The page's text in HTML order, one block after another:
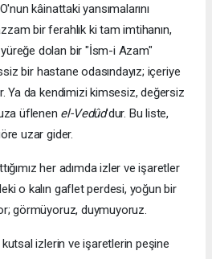
kâinattaki yansımalarını
bir ferahlık ki tam imtihanın,
yüreğe dolan bir "İsm-i Azam"
bir hastane odasındayız; içeriye
Ya da kendimizi kimsesiz, değersiz
üflenen el-Vedûd'dur. Bu liste,
uzar gider.
her adımda izler ve işaretler
o kalın gaflet perdesi, yoğun bir
görmüyoruz, duymuyoruz.
izlerin ve işaretlerin peşine